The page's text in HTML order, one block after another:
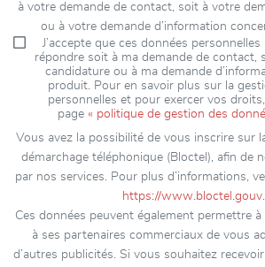
à votre demande de contact, soit à votre
ou à votre demande d’information
J’accepte que ces données
répondre soit à ma demande de contact,
candidature ou à ma demande
produit. Pour en savoir plus sur la
personnelles et pour exercer vos
page « politique de gestion des
Vous avez la possibilité de vous inscrire sur
démarchage téléphonique (Bloctel), afin de
par nos services. Pour plus d’informations,
https://
Ces données peuvent également permettre
à ses partenaires commerciaux de vous
d’autres publicités. Si vous souhaitez